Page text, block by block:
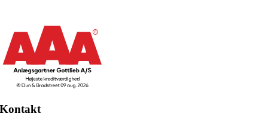
Kontakt